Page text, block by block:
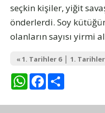
seçkin kişiler, yiğit
önderlerdi. Soy
olanların sayısı yirmi
« 1. Tarihler 6| 1. Tarihler
WhatsAppFacebook